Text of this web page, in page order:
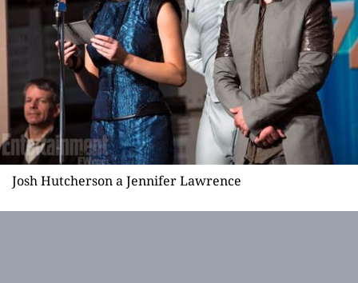
Josh Hutcherson a Jennifer Lawrence